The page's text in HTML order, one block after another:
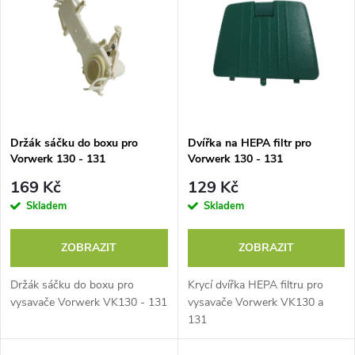
p
r
o
d
u
Abecedně
s
p
r
d
u
Držák sáčku do boxu pro
Vorwerk 130 - 131
169 Kč
Skladem
ZOBRAZIT
Držák sáčku do boxu pro
vysavače Vorwerk VK130 - 131
Dvířka na HEPA filtr pro
Vorwerk 130 - 131
129 Kč
Skladem
ZOBRAZIT
Krycí dvířka HEPA filtru pro
vysavače Vorwerk VK130 a
131